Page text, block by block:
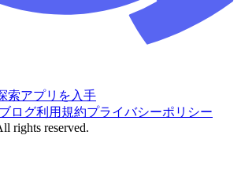
索アプリを入手
ログ利用規約プライバシーポリシー
rights reserved.